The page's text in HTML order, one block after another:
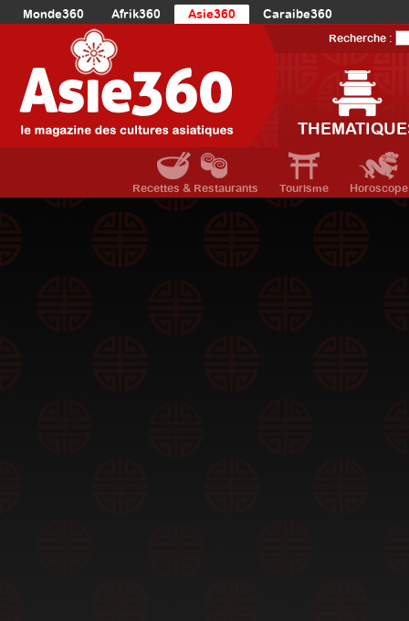
Monde360 Afrik360 Asie360
Caraibe360
Europe360
AmériqueDuNord360
Océanie360
Recherche :
Recettes & Restaurants Tourisme Horoscope